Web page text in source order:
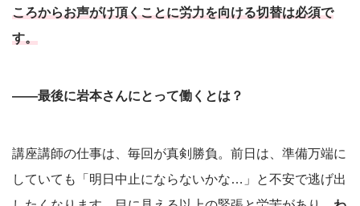
ころからお声がけ頂くことに労力を向ける切替は必須で
す。
――最後に岩本さんにとって働くとは？
講座講師の仕事は、毎回が真剣勝負。前日は、準備万端に
していても「明日中止にならないかな…」と不安で逃げ出